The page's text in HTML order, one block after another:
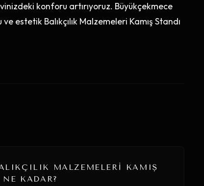
konforu artırıyoruz. Büyükçekmece
estetik Balıkçılık Malzemeleri Kamış Standı
MALZEMELERI KAMIŞ
KADAR?